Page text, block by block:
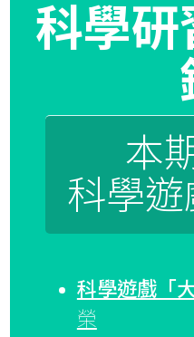
科學研
本
科學
科學遊戲「
榮